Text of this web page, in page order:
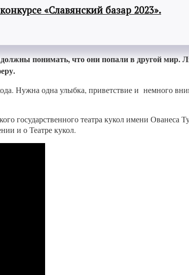
«Славянский базар 2023».
должны понимать, что они попали в другой
Нужна одна улыбка, приветствие и немного
государственного театра кукол имени Ованеса
и о Театре кукол.